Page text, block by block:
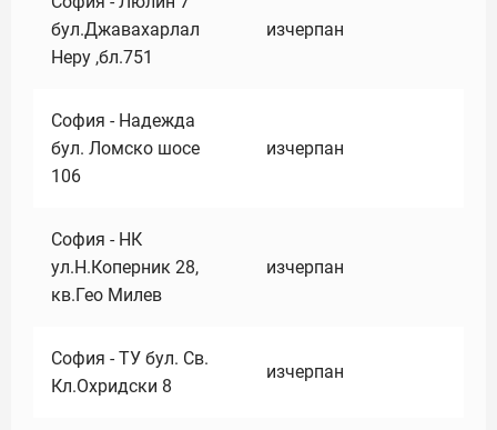
бул.Джавахарлал
Неру ,бл.751
изчерпан
София - Надежда
бул. Ломско шосе
106
изчерпан
София - НК
ул.Н.Коперник 28,
кв.Гео Милев
изчерпан
София - ТУ бул. Св.
Кл.Охридски 8
изчерпан